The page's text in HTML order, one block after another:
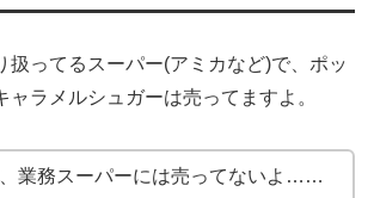
扱ってるスーパー(アミカなど)で、ポッ
ャラメルシュガーは売ってますよ。
業務スーパーには売ってないよ……